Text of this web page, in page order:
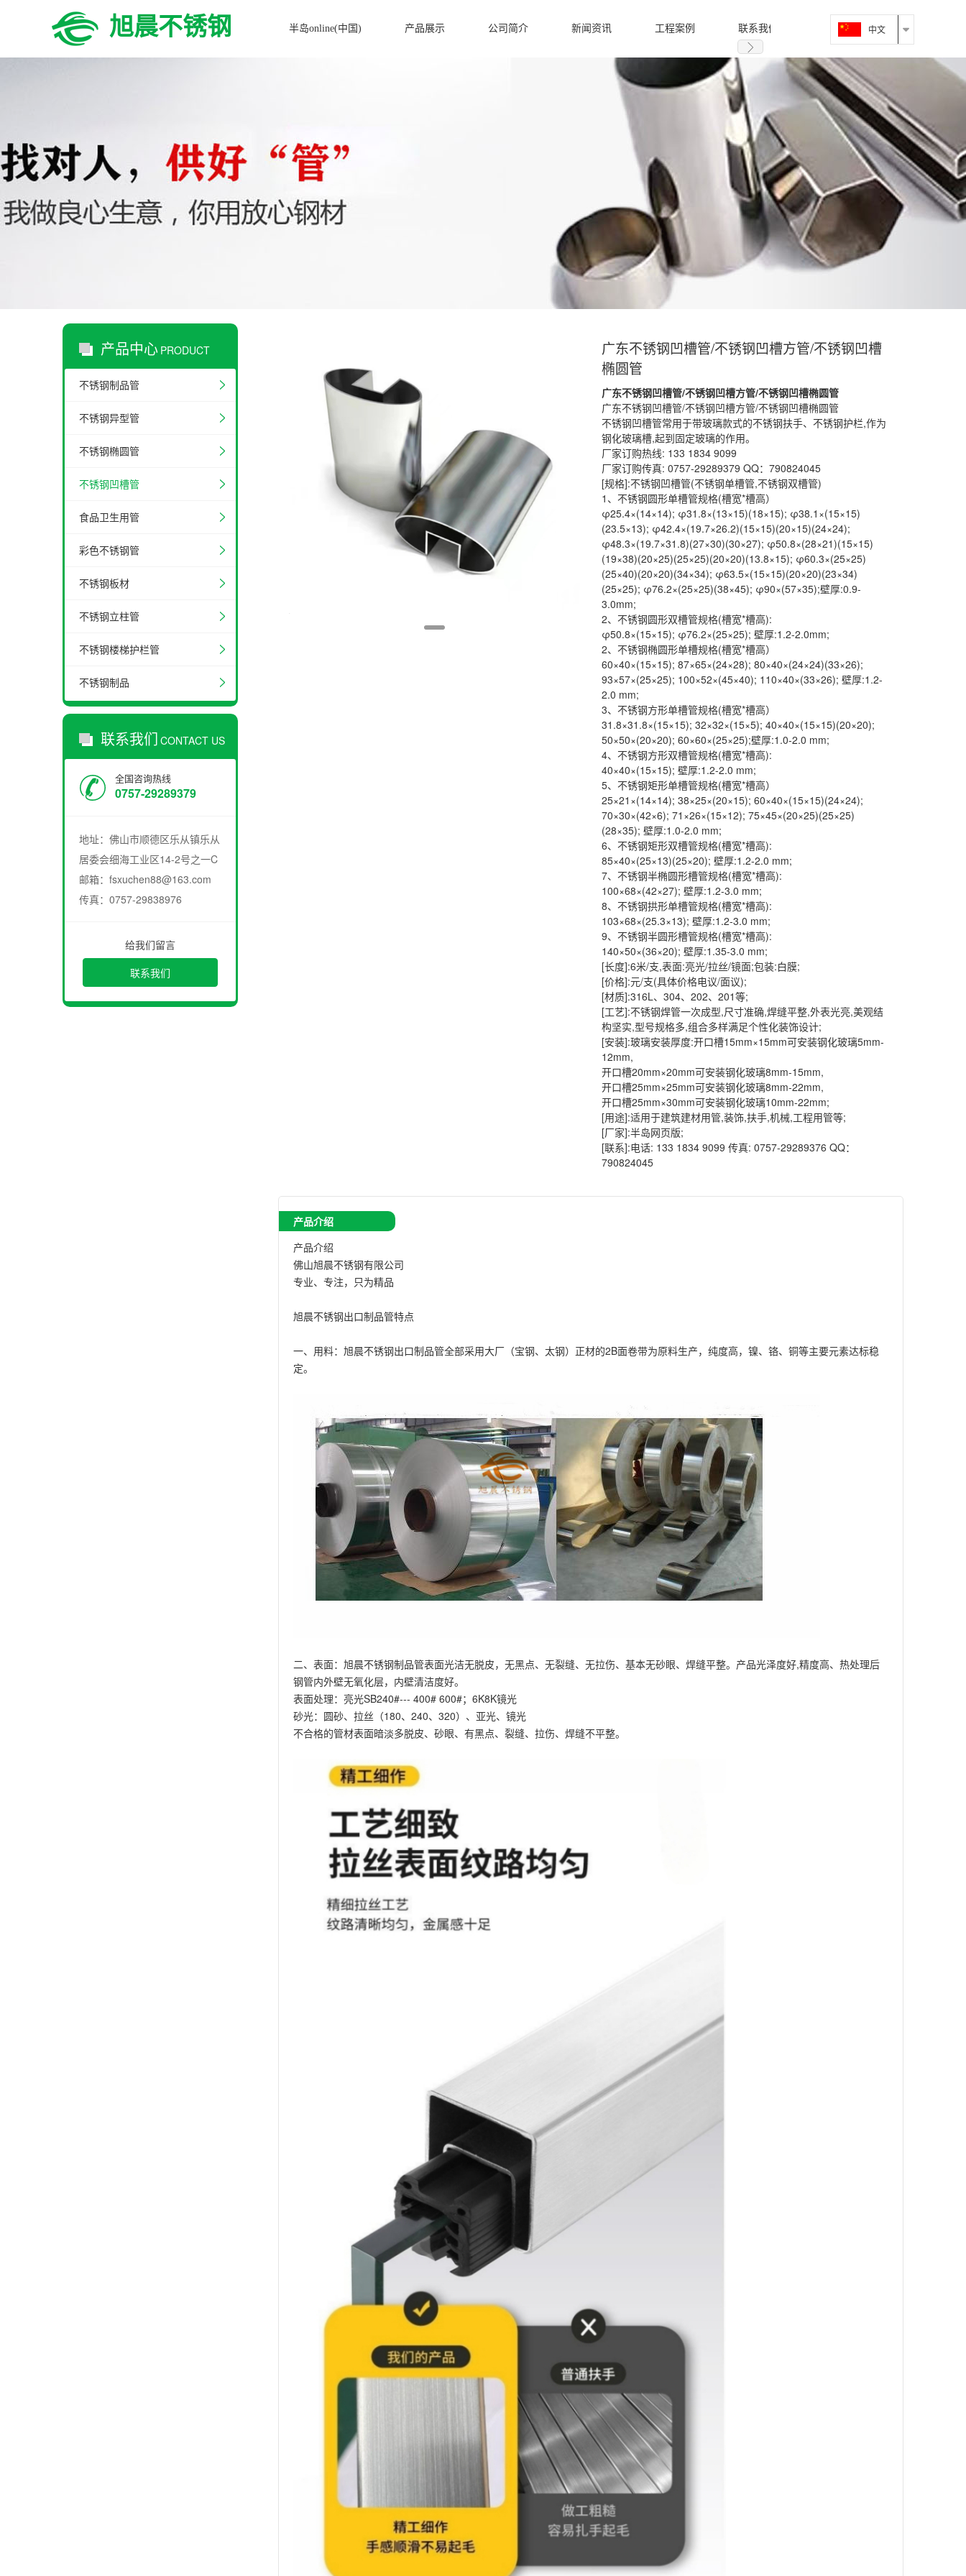
旭晨不锈钢 半岛online(中国) 产品展示 公司简介 新闻资讯 工程案例 联系我们 中文
产品中心 PRODUCT
不锈钢制品管
不锈钢异型管
不锈钢椭圆管
不锈钢凹槽管
食品卫生用管
彩色不锈钢管
不锈钢板材
不锈钢立柱管
不锈钢楼梯护栏管
不锈钢制品
联系我们 CONTACT US
全国咨询热线
0757-29289379
地址：佛山市顺德区乐从镇乐从
居委会细海工业区14-2号之一C
邮箱：fsxuchen88@163.com
传真：0757-29838976
给我们留言
联系我们
广东不锈钢凹槽管/不锈钢凹槽方管/不锈钢凹槽
椭圆管
广东不锈钢凹槽管/不锈钢凹槽方管/不锈钢凹槽椭圆管
广东不锈钢凹槽管/不锈钢凹槽方管/不锈钢凹槽椭圆管
不锈钢凹槽管常用于带玻璃款式的不锈钢扶手、不锈钢护栏,作为
钢化玻璃槽,起到固定玻璃的作用。
厂家订购热线: 133 1834 9099
厂家订购传真: 0757-29289379 QQ：790824045
[规格]:不锈钢凹槽管(不锈钢单槽管,不锈钢双槽管)
1、不锈钢圆形单槽管规格(槽宽*槽高）
φ25.4×(14×14); φ31.8×(13×15)(18×15); φ38.1×(15×15)
(23.5×13); φ42.4×(19.7×26.2)(15×15)(20×15)(24×24);
φ48.3×(19.7×31.8)(27×30)(30×27); φ50.8×(28×21)(15×15)
(19×38)(20×25)(25×25)(20×20)(13.8×15); φ60.3×(25×25)
(25×40)(20×20)(34×34); φ63.5×(15×15)(20×20)(23×34)
(25×25); φ76.2×(25×25)(38×45); φ90×(57×35);壁厚:0.9-
3.0mm;
2、不锈钢圆形双槽管规格(槽宽*槽高):
φ50.8×(15×15); φ76.2×(25×25); 壁厚:1.2-2.0mm;
2、不锈钢椭圆形单槽规格(槽宽*槽高）
60×40×(15×15); 87×65×(24×28); 80×40×(24×24)(33×26);
93×57×(25×25); 100×52×(45×40); 110×40×(33×26); 壁厚:1.2-
2.0 mm;
3、不锈钢方形单槽管规格(槽宽*槽高）
31.8×31.8×(15×15); 32×32×(15×5); 40×40×(15×15)(20×20);
50×50×(20×20); 60×60×(25×25);壁厚:1.0-2.0 mm;
4、不锈钢方形双槽管规格(槽宽*槽高):
40×40×(15×15); 壁厚:1.2-2.0 mm;
5、不锈钢矩形单槽管规格(槽宽*槽高）
25×21×(14×14); 38×25×(20×15); 60×40×(15×15)(24×24);
70×30×(42×6); 71×26×(15×12); 75×45×(20×25)(25×25)
(28×35); 壁厚:1.0-2.0 mm;
6、不锈钢矩形双槽管规格(槽宽*槽高):
85×40×(25×13)(25×20); 壁厚:1.2-2.0 mm;
7、不锈钢半椭圆形槽管规格(槽宽*槽高):
100×68×(42×27); 壁厚:1.2-3.0 mm;
8、不锈钢拱形单槽管规格(槽宽*槽高):
103×68×(25.3×13); 壁厚:1.2-3.0 mm;
9、不锈钢半圆形槽管规格(槽宽*槽高):
140×50×(36×20); 壁厚:1.35-3.0 mm;
[长度]:6米/支,表面:亮光/拉丝/镜面;包装:白膜;
[价格]:元/支(具体价格电议/面议);
[材质]:316L、304、202、201等;
[工艺]:不锈钢焊管一次成型,尺寸准确,焊缝平整,外表光亮,美观结
构坚实,型号规格多,组合多样满足个性化装饰设计;
[安装]:玻璃安装厚度:开口槽15mm×15mm可安装钢化玻璃5mm-
12mm,
开口槽20mm×20mm可安装钢化玻璃8mm-15mm,
开口槽25mm×25mm可安装钢化玻璃8mm-22mm,
开口槽25mm×30mm可安装钢化玻璃10mm-22mm;
[用途]:适用于建筑建材用管,装饰,扶手,机械,工程用管等;
[厂家]:半岛网页版;
[联系]:电话: 133 1834 9099 传真: 0757-29289376 QQ：
790824045
产品介绍
产品介绍
佛山旭晨不锈钢有限公司
专业、专注，只为精品
旭晨不锈钢出口制品管特点
一、用料：旭晨不锈钢出口制品管全部采用大厂（宝钢、太钢）正材的2B面卷带为原料生产，纯度高，镍、铬、铜等主要元素达标稳
定。
二、表面：旭晨不锈钢制品管表面光洁无脱皮，无黑点、无裂缝、无拉伤、基本无砂眼、焊缝平整。产品光泽度好,精度高、热处理后
钢管内外壁无氧化层，内壁清洁度好。
表面处理：亮光SB240#--- 400# 600#；6K8K镜光
砂光：圆砂、拉丝（180、240、320）、亚光、镜光
不合格的管材表面暗淡多脱皮、砂眼、有黑点、裂缝、拉伤、焊缝不平整。